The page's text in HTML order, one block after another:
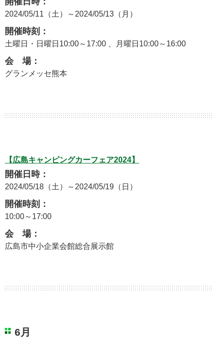
2024/05/11（土）～2024/05/13（月）
開催時刻：
土曜日・日曜日10:00～17:00 、月曜日10:00～16:00
会 場：
グランメッセ熊本
【広島キャンピングカーフェア2024】
開催日時：
2024/05/18（土）～2024/05/19（日）
開催時刻：
10:00～17:00
会 場：
広島市中小企業会館総合展示館
6月